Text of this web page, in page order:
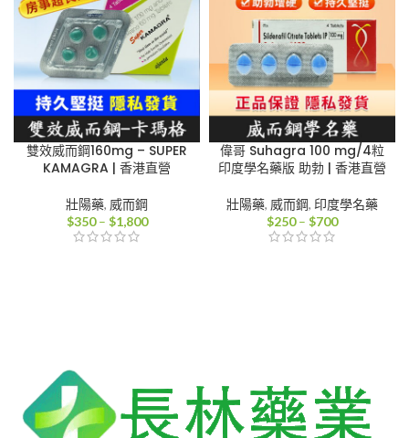
雙效威而鋼160mg – SUPER
KAMAGRA | 香港直營
壯陽藥, 威而鋼
$350 – $1,800價
偉哥 Suhagra 100 mg/4粒
印度學名藥版 助勃 | 香港直營
壯陽藥, 威而鋼, 印度學名藥
$250 – $700價